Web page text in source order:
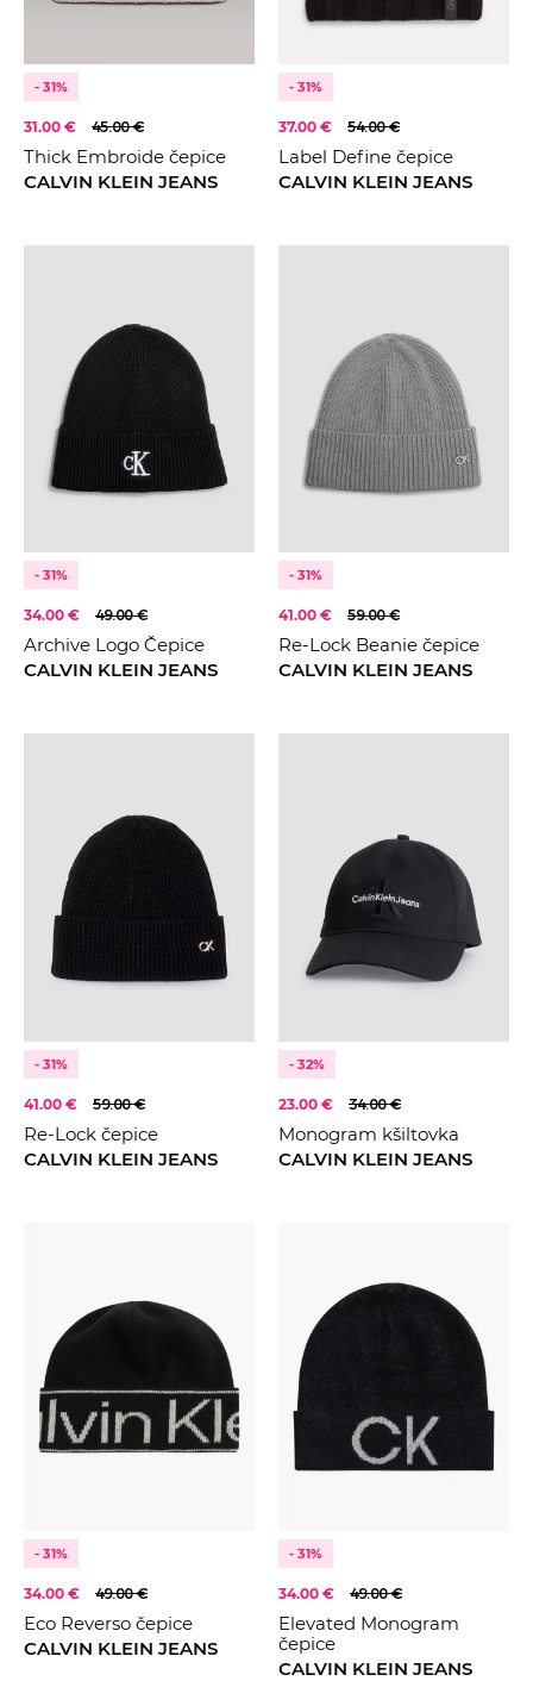
- 31%
31.00 € 45.00 €
Thick Embroide čepice
CALVIN KLEIN JEANS
- 31%
37.00 € 54.00 €
Label Define čepice
CALVIN KLEIN JEANS
- 31%
34.00 € 49.00 €
Archive Logo Čepice
CALVIN KLEIN JEANS
- 31%
41.00 € 59.00 €
Re-Lock Beanie čepice
CALVIN KLEIN JEANS
- 31%
41.00 € 59.00 €
Re-Lock čepice
CALVIN KLEIN JEANS
- 32%
23.00 € 34.00 €
Monogram kšiltovka
CALVIN KLEIN JEANS
- 31%
34.00 € 49.00 €
Eco Reverso čepice
CALVIN KLEIN JEANS
- 31%
34.00 € 49.00 €
Elevated Monogram
čepice
CALVIN KLEIN JEANS